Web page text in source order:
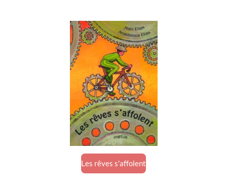
Les rêves s'affolent